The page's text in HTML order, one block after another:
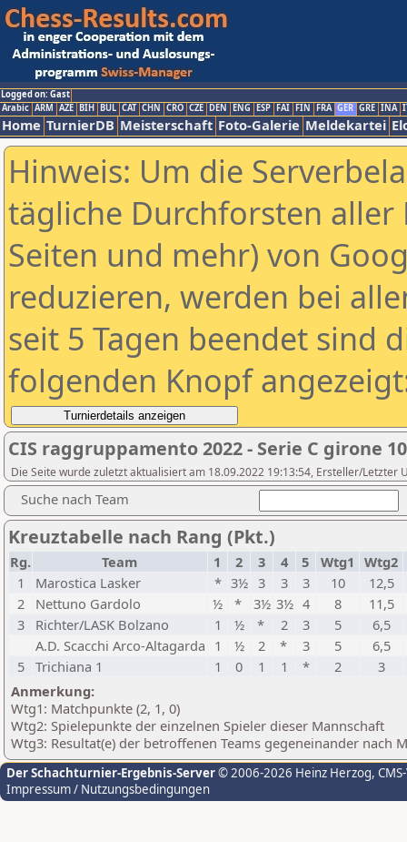
Logged on: Gast
Arabic ARM AZE BIH BUL CAT CHN CRO CZE DEN ENG ESP FAI FIN FRA GER GRE INA
Home TurnierDB Meisterschaft Foto-Galerie Meldekartei
Hinweis: Um die
tägliche Durchforsten aller
Seiten und mehr) von
reduzieren, werden bei
seit 5 Tagen beendet sind
folgenden Knopf
CIS raggruppamento 2022 - Serie C girone 10
Die Seite wurde zuletzt aktualisiert am 18.09.2022 19:13:54, Ersteller/Letzter
Suche nach Team
Kreuztabelle nach Rang (Pkt.)
Rg. Team 1 2 3 4 5 Wtg1 Wtg2
1
Marostica Lasker * 3½ 3 3 3 10
12,5
2
Nettuno Gardolo ½ * 3½ 3½ 4 8
11,5
3
Richter/LASK Bolzano 1 ½ * 2 3 5
6,5
A.D. Scacchi Arco-Altagarda 1 ½ 2 * 3 5
6,5
5 Trichiana 1 1 0 1 1 * 2
3
Anmerkung:
Wtg1: Matchpunkte (2, 1, 0)
Wtg2: Spielepunkte der einzelnen Spieler dieser Mannschaft
Wtg3: Resultat(e) der betroffenen Teams gegeneinander nach
Der Schachturnier-Ergebnis-Server© 2006-2026 Heinz Herzog,
Impressum / Nutzungsbedingungen